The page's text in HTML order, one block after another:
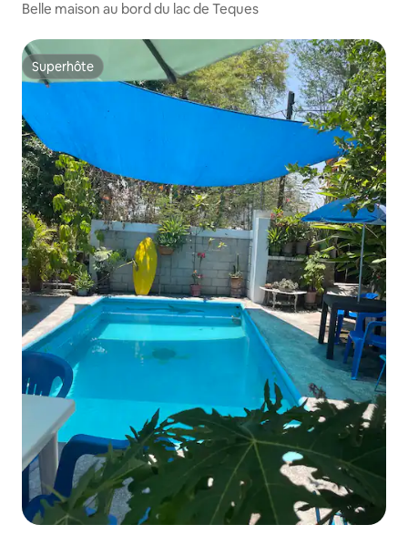
Belle maison au bord du lac de Teques
Superhôte
Superhôte